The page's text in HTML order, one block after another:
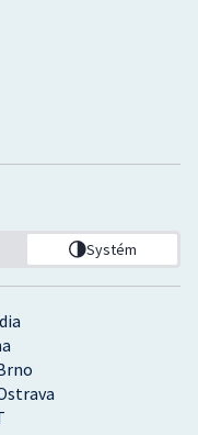
Systém